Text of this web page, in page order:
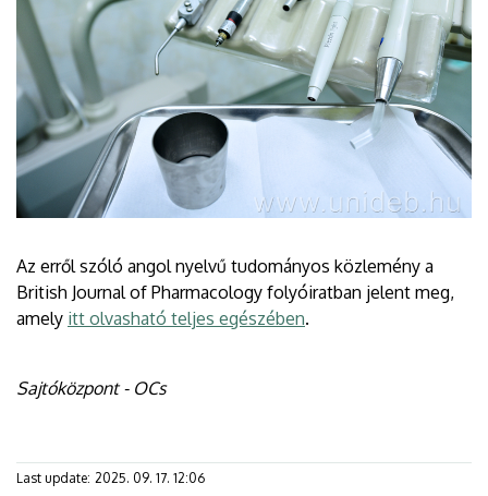
Az erről szóló angol nyelvű tudományos közlemény a
British Journal of Pharmacology folyóiratban jelent meg,
amely itt olvasható teljes egészében.
Sajtóközpont - OCs
Last update: 2025. 09. 17. 12:06